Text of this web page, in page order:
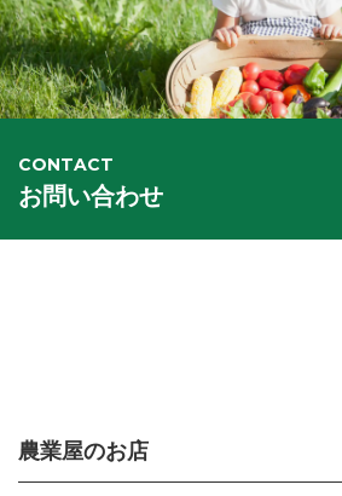
CONTACT
お問い合わせ
農業屋のお店